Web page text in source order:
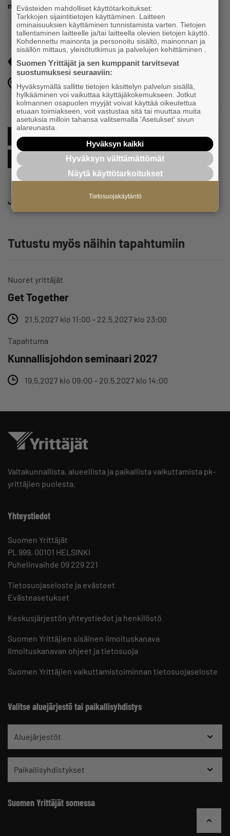
mahdollisuuksista!
Maksuton
Linnunrata 6, 07900 Loviisa,
Loviisa
Puheenaihe Tekoäly Uudet jäsenet
Uudet yritykset Verkostoituminen Yhteistyö
Jaa
Tutustu myös näihin tapahtumiin
Nuoret yrittäjät
Get Together
21.5.2027 klo 11:00 – 22.5.2027 klo 23:00
Tapahtuma
Kunnallisjohdon seminaari 2027
19.5.2027 klo 09:00 – 20.5.2027 klo 14:00
Valtakunnallista, alueellista ja paikallista vaikuttamista pk-
yrittäjien puolesta.
Yhteystiedot
Suomen Yrittäjät
PL 999, 00101 HELSINKI
Puhelinvaihde 09 229 221
Tietosuojaseloste ja evästeet
Evästeasetukset
Keskusjärjestön yhteystiedot ja henkilöstö
Suomen Yrittäjien sisäinen ilmoituskanava
Ilmoituskanavan ohjeet ja tietosuoja
Suomen Yrittäjien vaikuttamistoiminnan tietosuojaseloste
Valitse aluejärjestö tai paikallisyhdistys
Aluejärjestöt
Paikallisyhdistykset
Suomen Yrittäjät somessa
Evästeiden mahdolliset käyttötarkoitukset:
Tarkkojen sijaintitietojen käyttäminen. Laitteen
ominaisuuksien käyttäminen tunnistamista varten. Tietojen
tallentaminen laitteelle ja/tai laitteella olevien tietojen käyttö.
Kohdennettu mainonta ja personoitu sisältö, mainonnan ja
sisällön mittaus, yleisötutkimus ja palvelujen kehittäminen .
Suomen Yrittäjät ja sen kumppanit tarvitsevat
suostumuksesi seuraaviin:
Hyväksymällä sallitte tietojen käsittelyn palvelun sisällä,
hylkääminen voi vaikuttaa käyttäjäkokemukseen. Jotkut
kolmannen osapuolen myyjät voivat käyttää oikeutettua
etuaan toimiakseen, voit vastustaa sitä tai muuttaa muita
asetuksia milloin tahansa valitsemalla 'Asetukset' sivun
alareunasta.
Hyväksyn kaikki
Hyväksyn välttämättömät
Näytä käyttötarkoitukset
Tietosuojakäytäntö